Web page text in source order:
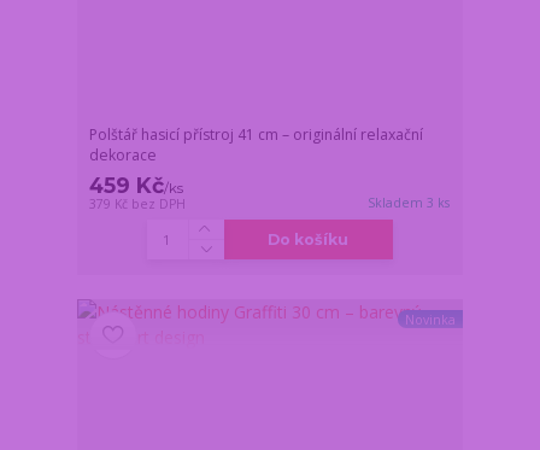
Polštář hasicí přístroj 41 cm – originální relaxační
dekorace
459 Kč/ks
379 Kč bez DPH Skladem 3 ks
Do košíku
Novinka